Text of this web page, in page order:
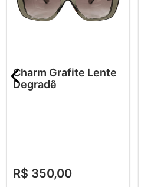
Charm Grafite Lente
Degradê
R$ 350,00